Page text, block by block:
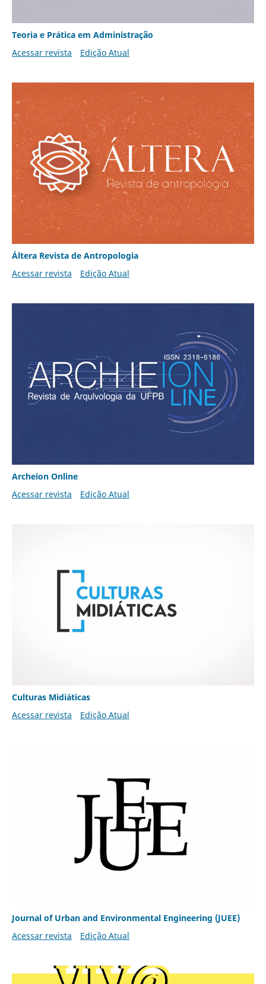
Teoria e Prática em Administração
Acessar revista
Edição Atual
Áltera Revista de Antropologia
Acessar revista
Edição Atual
Archeion Online
Acessar revista
Edição Atual
Culturas Midiáticas
Acessar revista
Edição Atual
Journal of Urban and Environmental Engineering (JUEE)
Acessar revista
Edição Atual